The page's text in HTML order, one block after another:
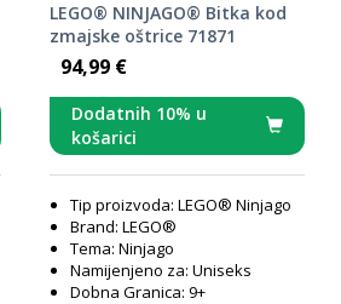
LEGO® NINJAGO® Bitka kod
zmajske oštrice 71871
94,99 €
Dodatnih 10% u
košarici
Tip proizvoda: LEGO® Ninjago
Brand: LEGO®
Tema: Ninjago
Namijenjeno za: Uniseks
Dobna Granica: 9+